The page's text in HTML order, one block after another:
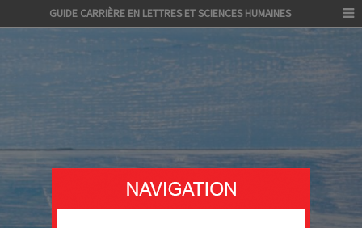
GUIDE CARRIÈRE EN LETTRES ET SCIENCES HUMAINES